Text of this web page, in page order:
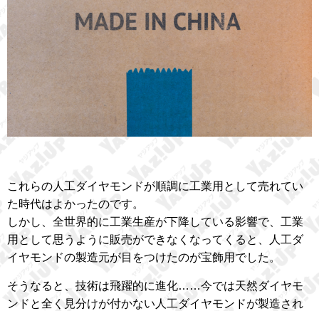
これらの人工ダイヤモンドが順調に工業用として売れてい
た時代はよかったのです。
しかし、全世界的に工業生産が下降している影響で、工業
用として思うように販売ができなくなってくると、人工ダ
イヤモンドの製造元が目をつけたのが宝飾用でした。
そうなると、技術は飛躍的に進化……今では天然ダイヤモ
ンドと全く見分けが付かない人工ダイヤモンドが製造され